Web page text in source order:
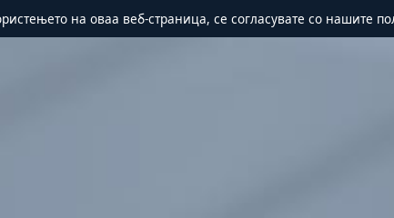
на оваа веб-страница, се согласувате со нашите